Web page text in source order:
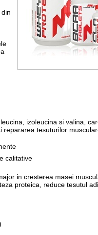
izoleucina si valina,
tesuturilor
calitative
in cresterea masei
proteica, reduce tesutul